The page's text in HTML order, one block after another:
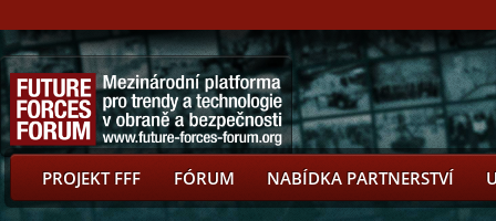
PROJEKT FFF FÓRUM NABÍDKA PARTNERSTVÍ